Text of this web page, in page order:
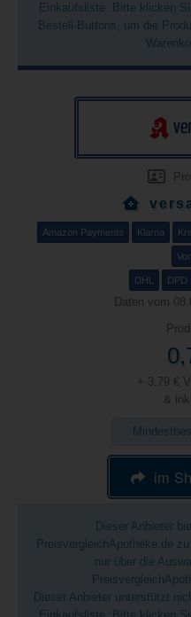
Einkaufsliste. Bitte klicken
Bestell-Buttons, um die
Amazon Payments Klarna
DHL DPD
Daten vom
+ 3,79 €
&
im
Dieser Anbieter
PreisvergleichApotheke.de
nur über die
Dieser Anbieter unterstützt